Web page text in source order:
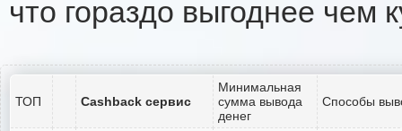
что гораздо выгоднее чем
ТОП Cashback сервис
Минимальная
сумма вывода
денег
Способы